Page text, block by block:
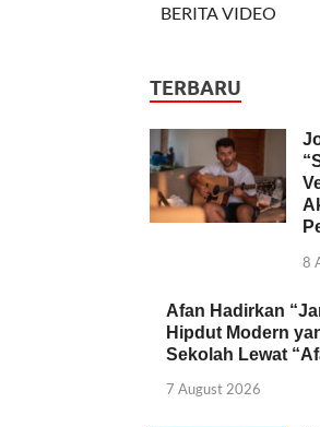
BERITA VIDEO
TERBARU
8
Afan Hadirkan
Hipdut Modern
Sekolah Lewat
7 August 2026